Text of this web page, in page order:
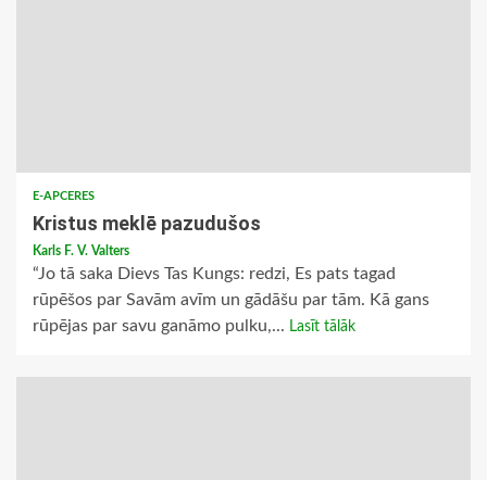
E-APCERES
Kristus meklē pazudušos
Karls F. V. Valters
“Jo tā saka Dievs Tas Kungs: redzi, Es pats tagad
rūpēšos par Savām avīm un gādāšu par tām. Kā gans
rūpējas par savu ganāmo pulku,... Lasīt tālāk